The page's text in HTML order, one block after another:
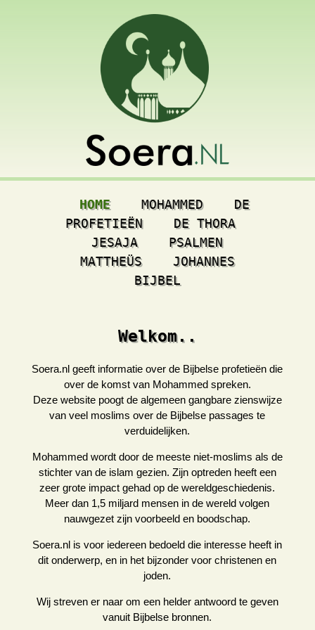
HOME MOHAMMED
DE
PROFETIEËN
DE THORA
JESAJA
PSALMEN
MATTHEÜS
JOHANNES
BIJBEL
Welkom..
Soera.nl geeft informatie over de Bijbelse profetieën die
over de komst van Mohammed spreken.
Deze website poogt de algemeen gangbare zienswijze
van veel moslims over de Bijbelse passages te
verduidelijken.
Mohammed wordt door de meeste niet-moslims als de
stichter van de islam gezien. Zijn optreden heeft een
zeer grote impact gehad op de wereldgeschiedenis.
Meer dan 1,5 miljard mensen in de wereld volgen
nauwgezet zijn voorbeeld en boodschap.
Soera.nl is voor iedereen bedoeld die interesse heeft in
dit onderwerp, en in het bijzonder voor christenen en
joden.
Wij streven er naar om een helder antwoord te geven
vanuit Bijbelse bronnen.